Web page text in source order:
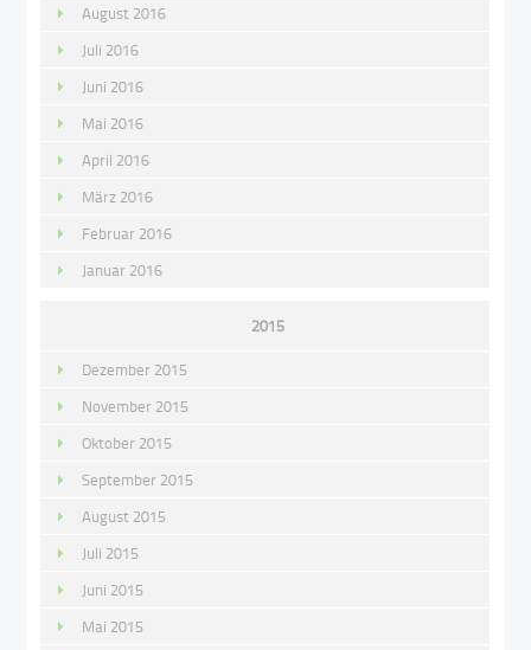
August 2016
Juli 2016
Juni 2016
Mai 2016
April 2016
März 2016
Februar 2016
Januar 2016
2015
Dezember 2015
November 2015
Oktober 2015
September 2015
August 2015
Juli 2015
Juni 2015
Mai 2015